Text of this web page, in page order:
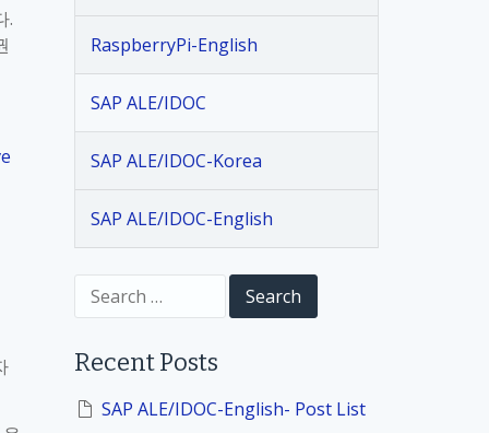
.
RaspberryPi-English
SAP ALE/IDOC
SAP ALE/IDOC-Korea
SAP ALE/IDOC-English
c
o
Recent Posts
SAP ALE/IDOC-English- Post List